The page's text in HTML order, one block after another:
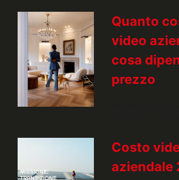
Quanto
video
cosa
prezzo
Costo
aziendale